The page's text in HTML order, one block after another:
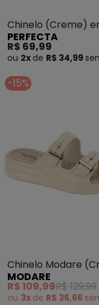
Chinelo (Creme)
Tecido
PERFECTA
R$ 69,99
ou 2x de R$ 34,99
-15%
Chinelo Modare
MODARE
R$ 109,99R$ 129,99
ou 3x de R$ 36,66